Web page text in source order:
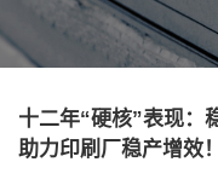
十二年“硬核”表现：
助力印刷厂稳产增效！